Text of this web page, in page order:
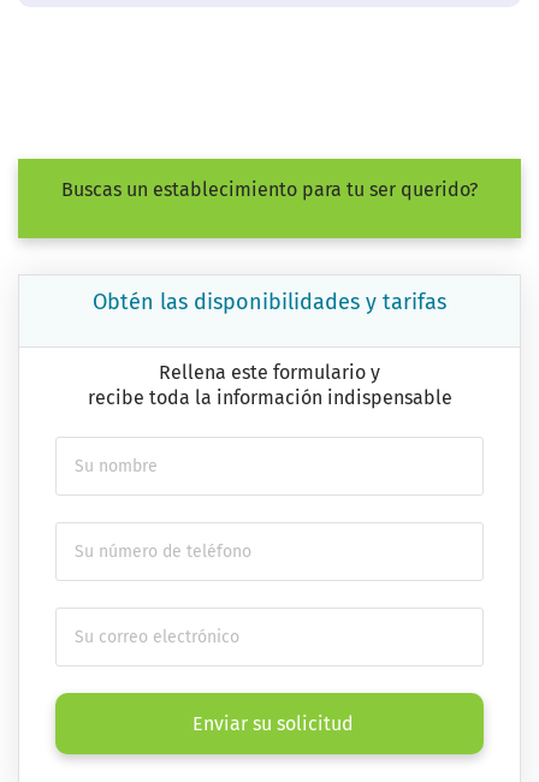
Buscas un establecimiento para tu ser querido?
Obtén las disponibilidades y tarifas
Rellena este formulario y
recibe toda la información indispensable
Enviar su solicitud